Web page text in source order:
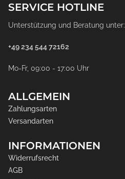
SERVICE HOTLINE
Unterstützung und Beratung unter:
+49 234 544 72162
Mo-Fr, 09:00 - 17:00 Uhr
ALLGEMEIN
Zahlungsarten
Versandarten
INFORMATIONEN
Widerrufsrecht
AGB